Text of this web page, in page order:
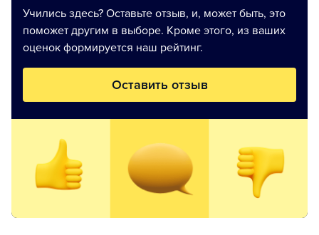
Учились здесь? Оставьте отзыв, и, может быть, это
поможет другим в выборе. Кроме этого, из ваших
оценок формируется наш рейтинг.
Оставить отзыв